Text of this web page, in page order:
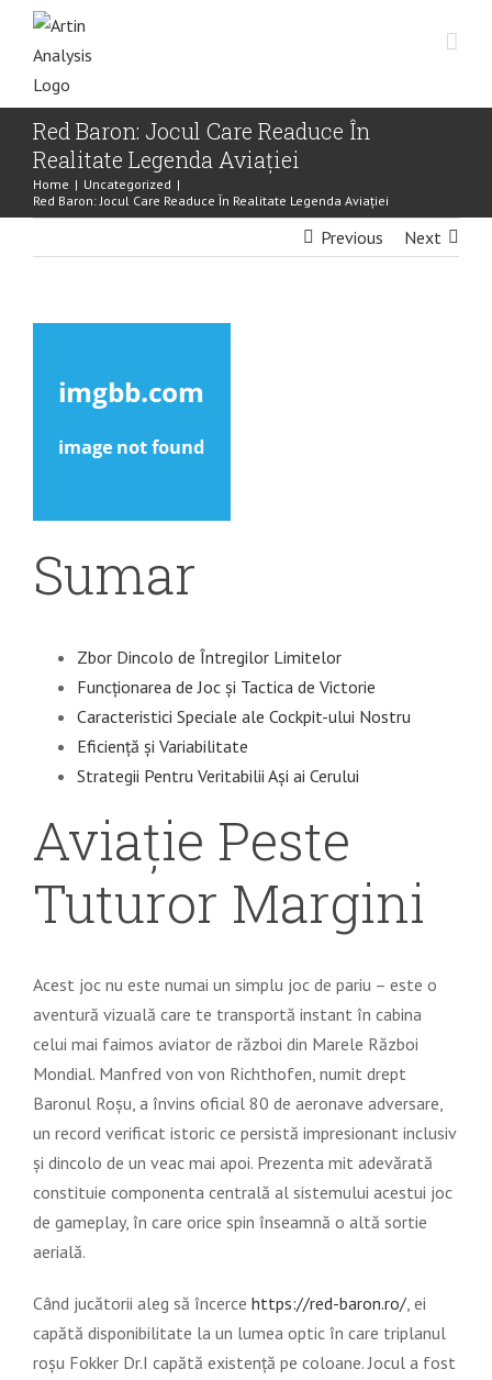
Red Baron: Jocul Care Readuce În
Realitate Legenda Aviației
Home | Uncategorized |
Red Baron: Jocul Care Readuce În Realitate Legenda Aviației
Previous Next
Sumar
Zbor Dincolo de Întregilor Limitelor
Funcționarea de Joc și Tactica de Victorie
Caracteristici Speciale ale Cockpit-ului Nostru
Eficiență și Variabilitate
Strategii Pentru Veritabilii Ași ai Cerului
Aviație Peste
Tuturor Margini
Acest joc nu este numai un simplu joc de pariu – este o
aventură vizuală care te transportă instant în cabina
celui mai faimos aviator de război din Marele Război
Mondial. Manfred von von Richthofen, numit drept
Baronul Roșu, a învins oficial 80 de aeronave adversare,
un record verificat istoric ce persistă impresionant inclusiv
și dincolo de un veac mai apoi. Prezenta mit adevărată
constituie componenta centrală al sistemului acestui joc
de gameplay, în care orice spin înseamnă o altă sortie
aerială.
Când jucătorii aleg să încerce https://red-baron.ro/, ei
capătă disponibilitate la un lumea optic în care triplanul
roșu Fokker Dr.I capătă existență pe coloane. Jocul a fost